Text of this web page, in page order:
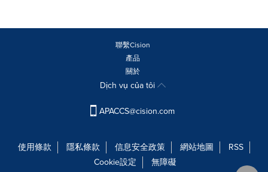
聯繫Cision
產品
關於
Dịch vụ của tôi
APACCS@cision.com
使用條款 隱私條款 信息安全政策 網站地圖
RSS
Cookie設定
無障礙